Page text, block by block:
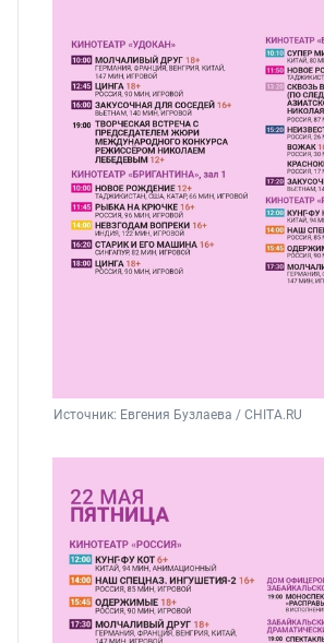
Источник: Евгения Бузлаева / CHITA.RU